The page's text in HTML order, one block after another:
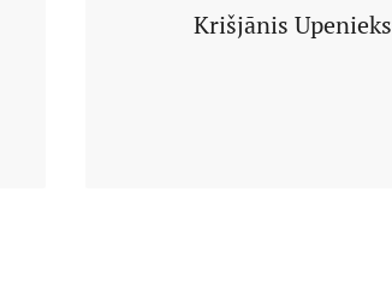
Krišjānis Upenieks